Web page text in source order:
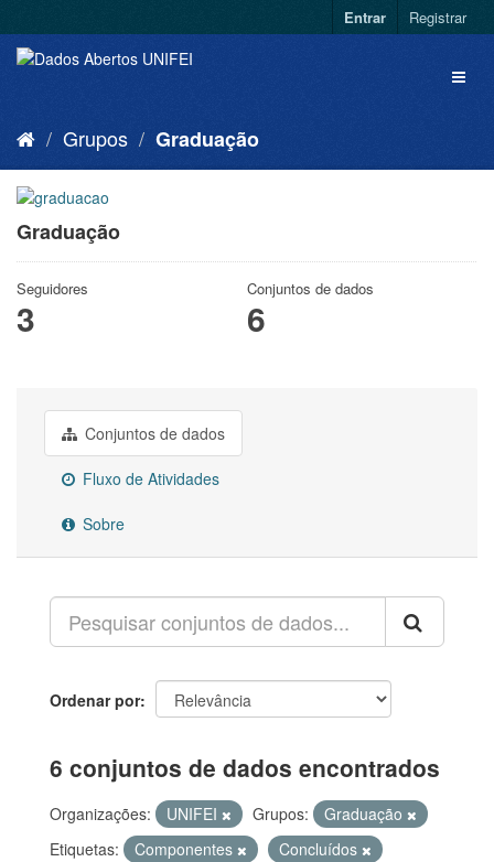
Entrar Registrar
Grupos Graduação
Graduação
Seguidores
3
Conjuntos de dados
6
Conjuntos de dados
Fluxo de Atividades
Sobre
Ordenar por
6 conjuntos de dados encontrados
Organizações: UNIFEI Grupos:
Graduação
Etiquetas:
Componentes
Concluídos